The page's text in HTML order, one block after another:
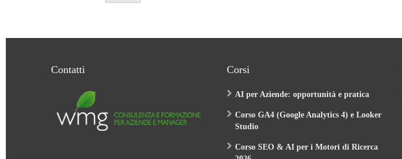
Contatti Corsi
AI per Aziende: opportunità e pratica
Corso GA4 (Google Analytics 4) e Looker
Studio
Corso SEO & AI per i Motori di Ricerca